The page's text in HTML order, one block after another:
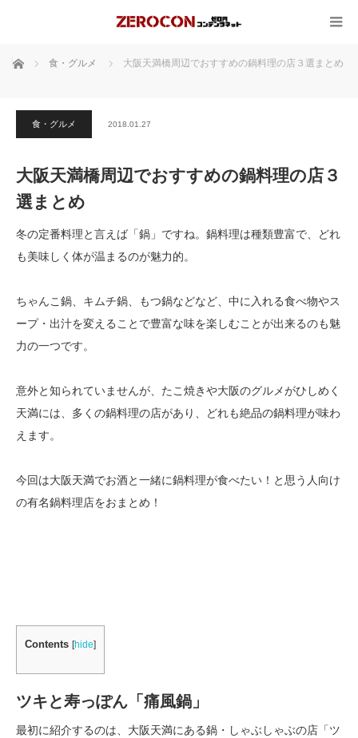
ホーム 食・グルメ 大阪天満橋周辺でおすすめの鍋料理の店３選まとめ
食・グルメ 2018.01.27
大阪天満橋周辺でおすすめの鍋料理の店３
選まとめ
冬の定番料理と言えば「鍋」ですね。鍋料理は種類豊富で、どれ
も美味しく体が温まるのが魅力的。
ちゃんこ鍋、キムチ鍋、もつ鍋などなど、中に入れる食べ物やス
ープ・出汁を変えることで豊富な味を楽しむことが出来るのも魅
力の一つです。
意外と知られていませんが、たこ焼きや大阪のグルメがひしめく
天満には、多くの鍋料理の店があり、どれも絶品の鍋料理が味わ
えます。
今回は大阪天満でお酒と一緒に鍋料理が食べたい！と思う人向け
の有名鍋料理店をおまとめ！
Contents [hide]
ツキと寿っぽん「痛風鍋」
最初に紹介するのは、大阪天満にある鍋・しゃぶしゃぶの店「ツ